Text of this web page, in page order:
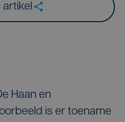
artikel
Haan en
is er toename